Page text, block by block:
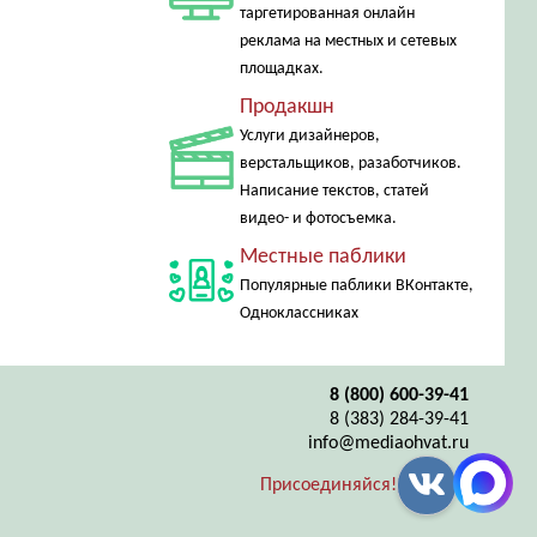
таргетированная онлайн
реклама на местных и сетевых
площадках.
Продакшн
Услуги дизайнеров,
верстальщиков, разаботчиков.
Написание текстов, статей
видео- и фотосъемка.
Местные паблики
Популярные паблики ВКонтакте,
Одноклассниках
8 (800) 600-39-41
8 (383) 284-39-41
info@mediaohvat.ru
Присоединяйся!